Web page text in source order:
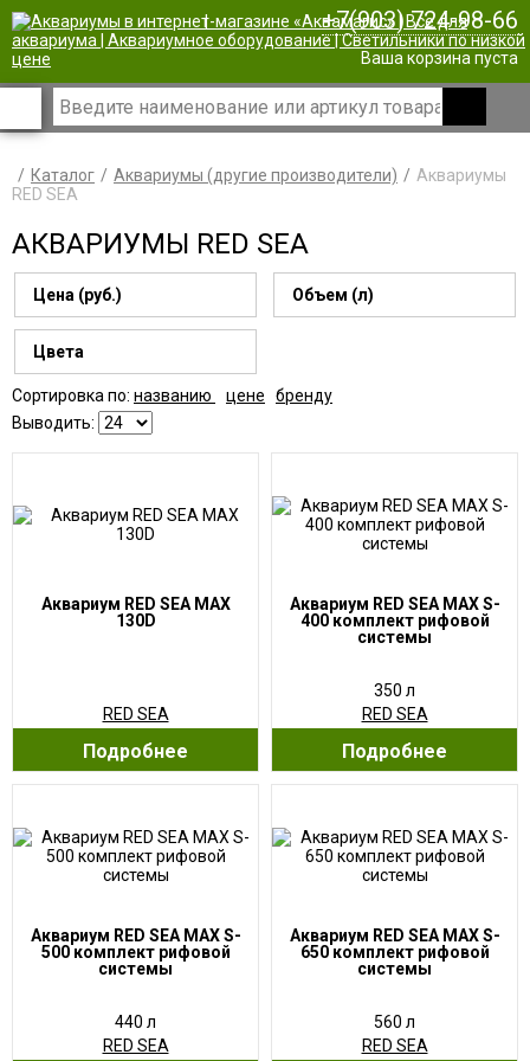
| +7(903) 724-98-66
Ваша корзина пуста
Каталог Аквариумы (другие производители)
Аквариумы
RED SEA
АКВАРИУМЫ RED SEA
Цена (руб.) Объем (л)
Цвета
Сортировка по: названию цене
бренду
Выводить:
Аквариум RED SEA MAX
130D
RED SEA
Подробнее
Аквариум RED SEA MAX S-
400 комплект рифовой
системы
350 л
RED SEA
Подробнее
Аквариум RED SEA MAX S-
500 комплект рифовой
системы
440 л
RED SEA
Аквариум RED SEA MAX S-
650 комплект рифовой
системы
560 л
RED SEA